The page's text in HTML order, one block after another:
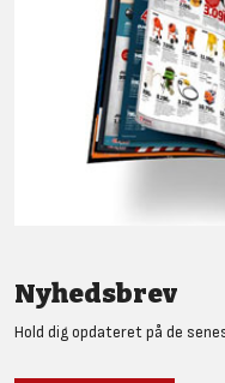
Nyhedsbrev
Hold dig opdateret på de